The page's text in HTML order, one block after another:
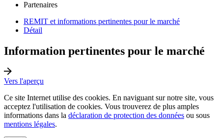
Partenaires
REMIT et informations pertinentes pour le marché
Détail
Information pertinentes pour le marché
Vers l'aperçu
Ce site Internet utilise des cookies. En naviguant sur notre site, vous
acceptez l'utilisation de cookies. Vous trouverez de plus amples
informations dans la déclaration de protection des données ou sous
mentions légales.